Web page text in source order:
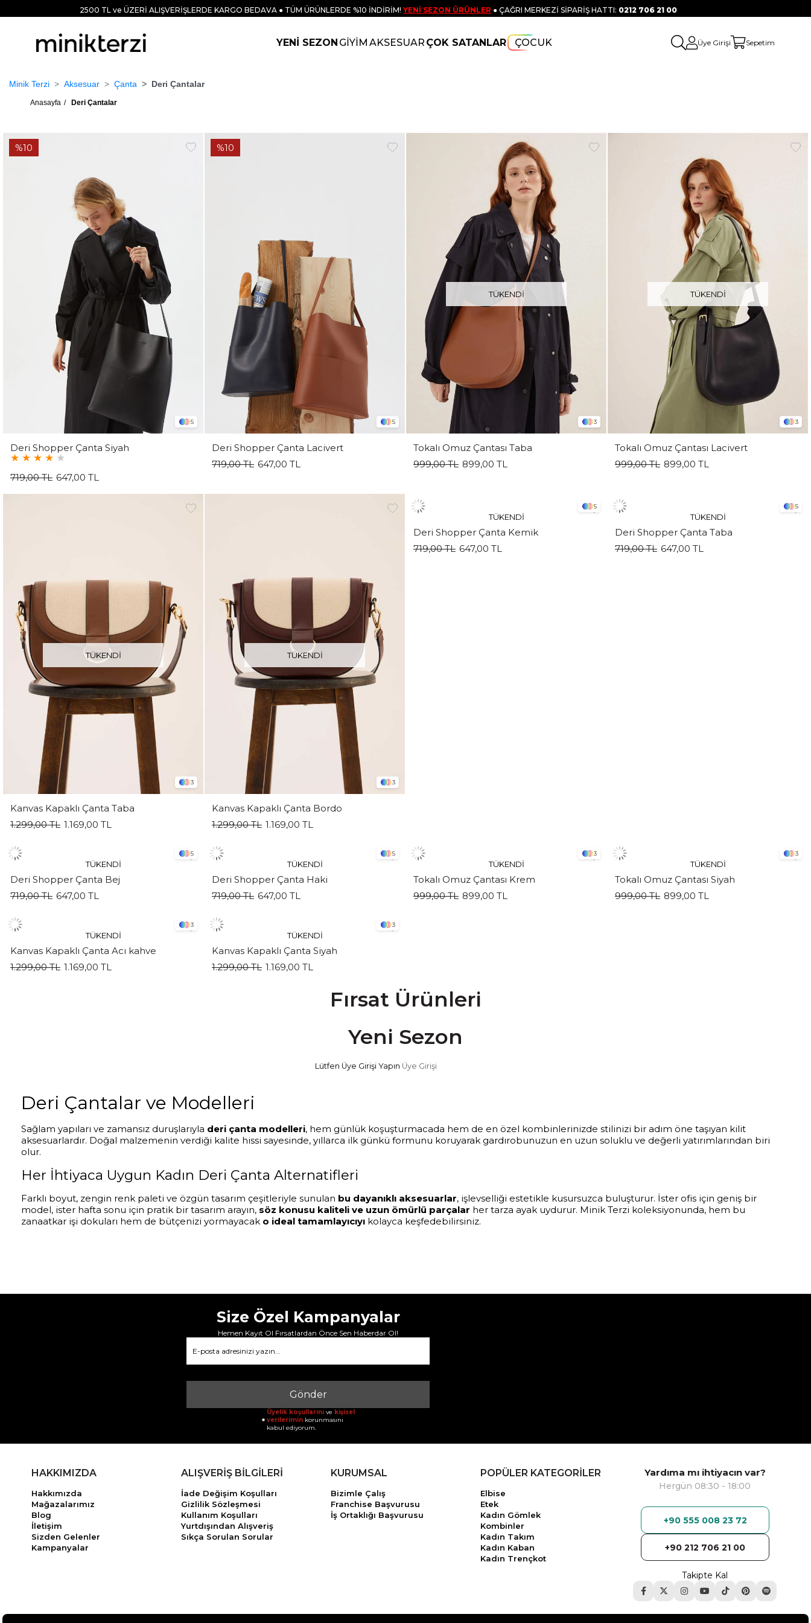
2500 TL ve ÜZERİ ALIŞVERİŞLERDE KARGO BEDAVA ● TÜM ÜRÜNLERDE %10 İNDİRİM! YENİ SEZON ÜRÜNLER ● ÇAĞRI MERKEZİ SİPARİŞ HATTI: 0212 706 21 00
YENİ SEZON GİYİM AKSESUAR ÇOK SATANLAR ÇOCUK Üye Girişi Sepetim
Anasayfa Deri Çantalar
5
Deri Shopper Çanta Siyah
★ ★ ★ ★ ★
647,00 TL
719,00 TL
%10
5
Deri Shopper Çanta Lacivert
647,00 TL
719,00 TL
%10
TÜKENDI
3
Tokalı Omuz Çantası Taba
899,00 TL
999,00 TL
TÜKENDI
3
Tokalı Omuz Çantası Lacivert
899,00 TL
999,00 TL
TÜKENDI
3
Kanvas Kapaklı Çanta Taba
1.169,00 TL
1.299,00 TL
TÜKENDI
3
Kanvas Kapaklı Çanta Bordo
1.169,00 TL
1.299,00 TL
TÜKENDI
5
Deri Shopper Çanta Kemik
647,00 TL
719,00 TL
TÜKENDI
5
Deri Shopper Çanta Taba
647,00 TL
719,00 TL
TÜKENDI
5
Deri Shopper Çanta Bej
647,00 TL
719,00 TL
TÜKENDI
5
Deri Shopper Çanta Haki
647,00 TL
719,00 TL
TÜKENDI
3
Tokalı Omuz Çantası Krem
899,00 TL
999,00 TL
TÜKENDI
3
Tokalı Omuz Çantası Siyah
899,00 TL
999,00 TL
TÜKENDI
3
Kanvas Kapaklı Çanta Acı kahve
1.169,00 TL
1.299,00 TL
TÜKENDI
3
Kanvas Kapaklı Çanta Siyah
1.169,00 TL
1.299,00 TL
Fırsat Ürünleri
Yeni Sezon
Lütfen Üye Girişi Yapın Üye Girişi
Minik Terzi Aksesuar Çanta Deri Çantalar
Deri Çantalar ve Modelleri
Sağlam yapıları ve zamansız duruşlarıyla deri çanta modelleri, hem günlük koşuşturmacada hem de en özel kombinlerinizde stilinizi bir adım öne taşıyan kilit
aksesuarlardır. Doğal malzemenin verdiği kalite hissi sayesinde, yıllarca ilk günkü formunu koruyarak gardırobunuzun en uzun soluklu ve değerli yatırımlarından biri
olur.
Her İhtiyaca Uygun Kadın Deri Çanta Alternatifleri
Farklı boyut, zengin renk paleti ve özgün tasarım çeşitleriyle sunulan bu dayanıklı aksesuarlar, işlevselliği estetikle kusursuzca buluşturur. İster ofis için geniş bir
model, ister hafta sonu için pratik bir tasarım arayın, söz konusu kaliteli ve uzun ömürlü parçalar her tarza ayak uydurur. Minik Terzi koleksiyonunda, hem bu
zanaatkar işi dokuları hem de bütçenizi yormayacak o ideal tamamlayıcıyı kolayca keşfedebilirsiniz.
Size Özel Kampanyalar
Hemen Kayıt Ol Fırsatlardan Önce Sen Haberdar Ol!
Gönder
Üyelik koşullarını ve kişisel
verilerimin korunmasını
kabul ediyorum.
HAKKIMIZDA
Hakkımızda
Mağazalarımız
Blog
İletişim
Sizden Gelenler
Kampanyalar
ALIŞVERİŞ BİLGİLERİ
İade Değişim Koşulları
Gizlilik Sözleşmesi
Kullanım Koşulları
Yurtdışından Alışveriş
Sıkça Sorulan Sorular
KURUMSAL
Bizimle Çalış
Franchise Başvurusu
İş Ortaklığı Başvurusu
POPÜLER KATEGORİLER
Elbise
Etek
Kadın Gömlek
Kombinler
Kadın Takım
Kadın Kaban
Kadın Trençkot
Yardıma mı ihtiyacın var?
Hergün 08:30 - 18:00
+90 555 008 23 72
+90 212 706 21 00
Takipte Kal